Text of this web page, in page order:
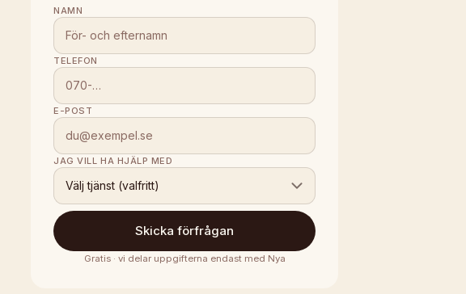
NAMN
TELEFON
E-POST
JAG VILL HA HJÄLP MED
Välj tjänst (valfritt)
Skicka förfrågan
Gratis · vi delar uppgifterna endast med Nya